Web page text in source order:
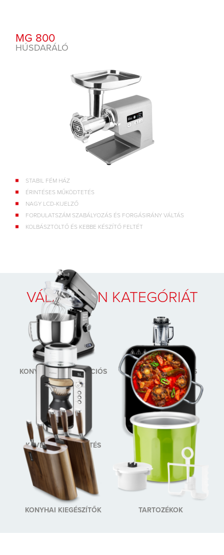
MG 800
HÚSDARÁLÓ
STABIL FÉM HÁZ
ÉRINTÉSES MŰKÖDTETÉS
NAGY LCD-KIJELZŐ
FORDULATSZÁM SZABÁLYOZÁS ÉS FORGÁSIRÁNY VÁLTÁS
KOLBÁSZTÖLTŐ ÉS KEBBE KÉSZÍTŐ FELTÉT
VÁLASSZON KATEGÓRIÁT
KONYHAI MULTIFUNKCIÓS
KÉSZÜLÉKEK
MIXELÉS ÉS DARÁLÁS
KÁVÉ ÉS TEA KÉSZÍTÉS FŐZÉS ÉS SÜTÉS
KONYHAI KIEGÉSZÍTŐK TARTOZÉKOK